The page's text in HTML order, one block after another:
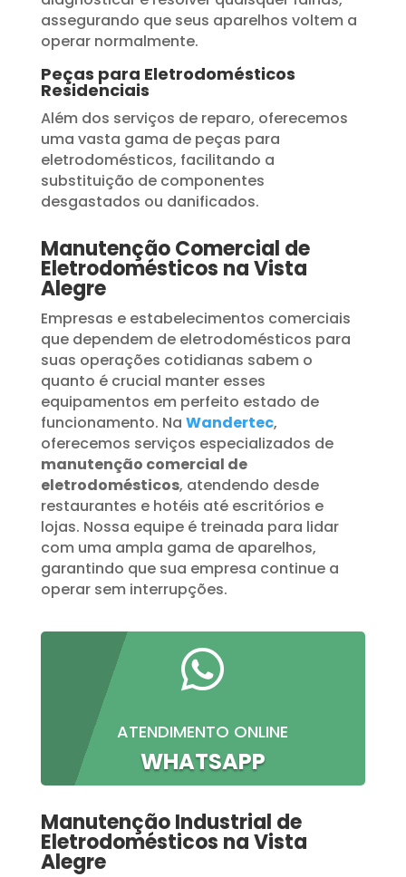
assegurando que seus aparelhos voltem a
operar normalmente.
Peças para Eletrodomésticos
Residenciais
Além dos serviços de reparo, oferecemos
uma vasta gama de peças para
eletrodomésticos, facilitando a
substituição de componentes
desgastados ou danificados.
Manutenção Comercial de
Eletrodomésticos na Vista
Alegre
Empresas e estabelecimentos comerciais
que dependem de eletrodomésticos para
suas operações cotidianas sabem o
quanto é crucial manter esses
equipamentos em perfeito estado de
funcionamento. Na Wandertec,
oferecemos serviços especializados de
manutenção comercial de
eletrodomésticos, atendendo desde
restaurantes e hotéis até escritórios e
lojas. Nossa equipe é treinada para lidar
com uma ampla gama de aparelhos,
garantindo que sua empresa continue a
operar sem interrupções.

ATENDIMENTO ONLINE
WHATSAPP
Manutenção Industrial de
Eletrodomésticos na Vista
Alegre